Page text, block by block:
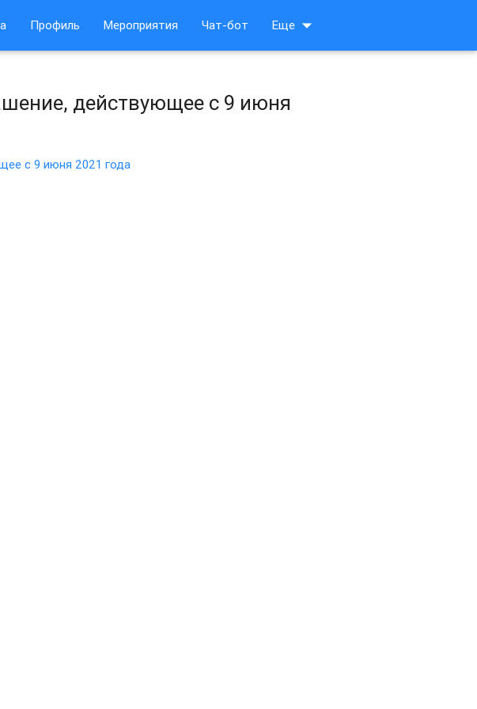
Профиль Мероприятия Чат-бот Ещеarrow_drop_down
действующее с 9 июня
с 9 июня 2021 года